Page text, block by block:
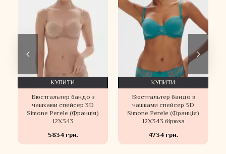
Бюстгальтер бандо з
чашками спейсер 3D
Simone Perele (Франція)
12X343
5834 грн.
КУПИТИ
Бюстгальтер бандо з
чашками спейсер 3D
Simone Perele (Франція)
12Х343 бірюза
4734 грн.
КУПИТИ